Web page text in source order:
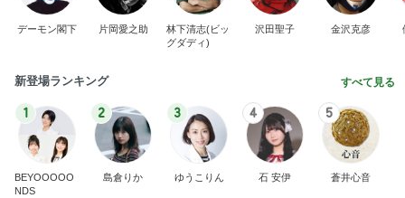
デーモン閣下 片岡愛之助
林下清志(ビッ
グダディ)
沢田聖子 金沢克彦
新登場ランキング すべて見る
1
BEYOOOOO
NDS
2
島倉りか
3
ゆうこりん
4
石 安伊
5
蒼井心音